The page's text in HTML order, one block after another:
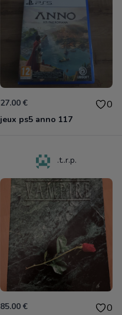
27.00 € 0
jeux ps5 anno 117
.t..r.p.
85.00 € 0